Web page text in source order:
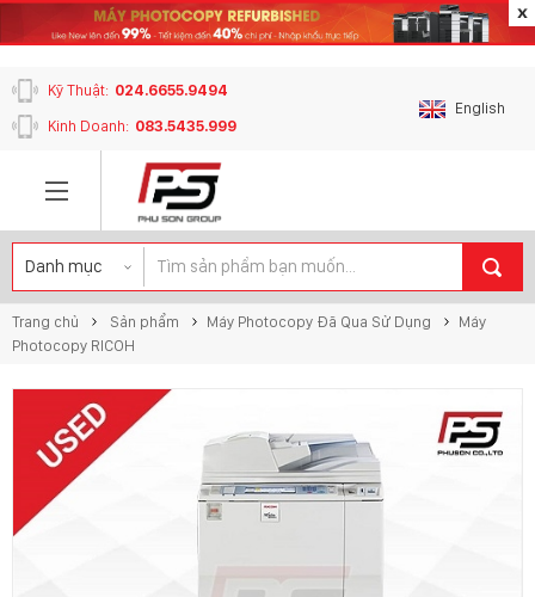
content_copy
English
Kỹ Thuật: 024.6655.9494
Kinh Doanh: 083.5435.999
Trang chủ Sản phẩm Máy Photocopy Đã Qua Sử Dụng
Máy
Photocopy RICOH